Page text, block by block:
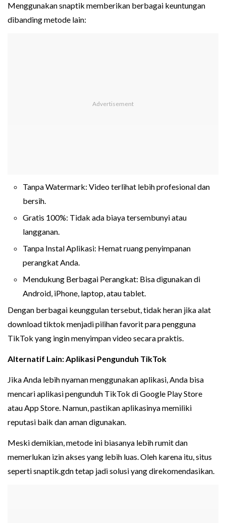
Menggunakan snaptik memberikan berbagai keuntungan
dibanding metode lain:
Tanpa Watermark: Video terlihat lebih profesional dan
bersih.
Gratis 100%: Tidak ada biaya tersembunyi atau
langganan.
Tanpa Instal Aplikasi: Hemat ruang penyimpanan
perangkat Anda.
Mendukung Berbagai Perangkat: Bisa digunakan di
Android, iPhone, laptop, atau tablet.
Dengan berbagai keunggulan tersebut, tidak heran jika alat
download tiktok menjadi pilihan favorit para pengguna
TikTok yang ingin menyimpan video secara praktis.
Alternatif Lain: Aplikasi Pengunduh TikTok
Jika Anda lebih nyaman menggunakan aplikasi, Anda bisa
mencari aplikasi pengunduh TikTok di Google Play Store
atau App Store. Namun, pastikan aplikasinya memiliki
reputasi baik dan aman digunakan.
Meski demikian, metode ini biasanya lebih rumit dan
memerlukan izin akses yang lebih luas. Oleh karena itu, situs
seperti snaptik.gdn tetap jadi solusi yang direkomendasikan.